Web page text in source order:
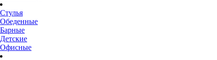
Стулья
Обеденные
Барные
Детские
Офисные